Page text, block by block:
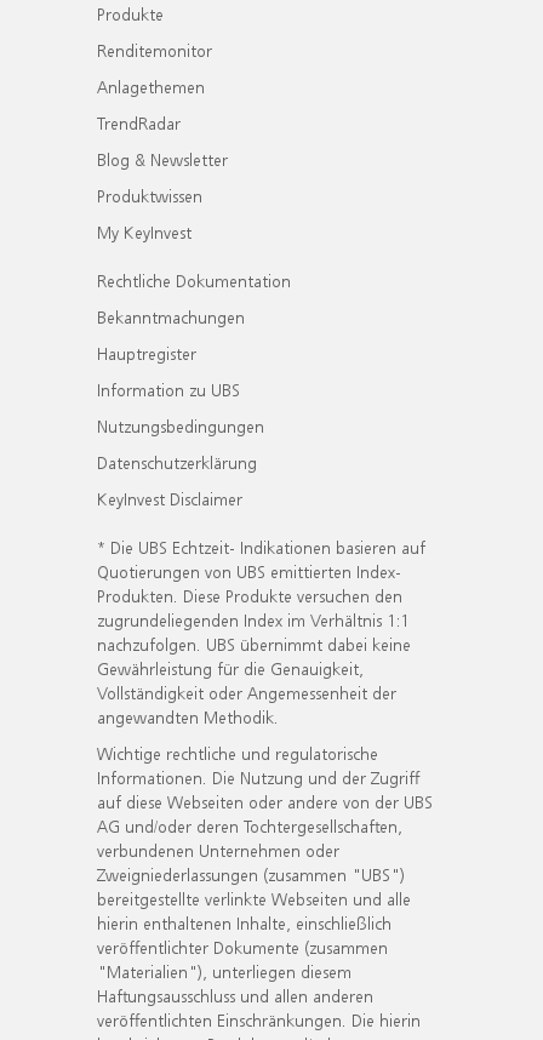
Produkte
Renditemonitor
Anlagethemen
TrendRadar
Blog & Newsletter
Produktwissen
My KeyInvest
Rechtliche Dokumentation
Bekanntmachungen
Hauptregister
Information zu UBS
Nutzungsbedingungen
Datenschutzerklärung
KeyInvest Disclaimer
* Die UBS Echtzeit- Indikationen basieren auf
Quotierungen von UBS emittierten Index-
Produkten. Diese Produkte versuchen den
zugrundeliegenden Index im Verhältnis 1:1
nachzufolgen. UBS übernimmt dabei keine
Gewährleistung für die Genauigkeit,
Vollständigkeit oder Angemessenheit der
angewandten Methodik.
Wichtige rechtliche und regulatorische
Informationen. Die Nutzung und der Zugriff
auf diese Webseiten oder andere von der UBS
AG und/oder deren Tochtergesellschaften,
verbundenen Unternehmen oder
Zweigniederlassungen (zusammen "UBS")
bereitgestellte verlinkte Webseiten und alle
hierin enthaltenen Inhalte, einschließlich
veröffentlichter Dokumente (zusammen
"Materialien"), unterliegen diesem
Haftungsausschluss und allen anderen
veröffentlichten Einschränkungen. Die hierin